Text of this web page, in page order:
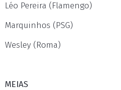
Léo Pereira (Flamengo)
Marquinhos (PSG)
Wesley (Roma)
MEIAS